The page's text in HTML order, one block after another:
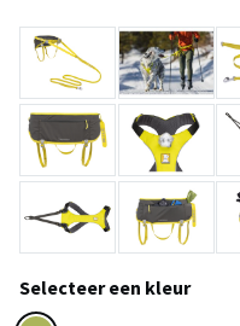
Selecteer een kleur